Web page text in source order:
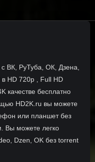
с ВК, РуТуба, ОК, Дзена,
HD 720p , Full HD
качестве бесплатно
HD2K.ru вы можете
или планшет без
Вы можете легко
Dzen, OK без torrent